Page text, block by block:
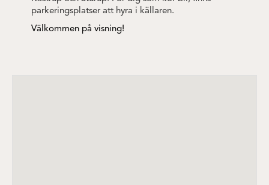
parkeringsplatser att hyra i källaren.
Välkommen på visning!